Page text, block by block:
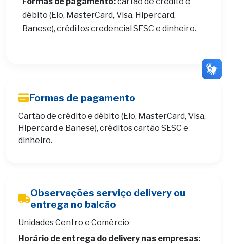
débito (Elo, MasterCard, Visa, Hipercard,
Banese), créditos credencial SESC e dinheiro.
Formas de pagamento
Cartão de crédito e débito (Elo, MasterCard, Visa,
Hipercard e Banese), créditos cartão SESC e
dinheiro.
Observações serviço delivery ou
entrega no balcão
Unidades Centro e Comércio
Horário de entrega do delivery nas empresas: